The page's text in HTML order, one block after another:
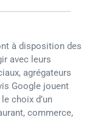
à disposition des
avec leurs
agrégateurs
Google jouent
choix d’un
commerce,